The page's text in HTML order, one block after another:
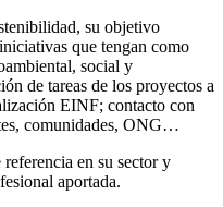
su objetivo
que tengan como
social y
de tareas de los proyectos a
EINF; contacto con
comunidades, ONG…
en su sector y
aportada.